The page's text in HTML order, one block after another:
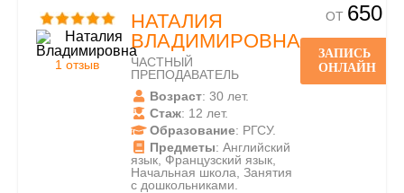
1 отзыв
НАТАЛИЯ
ВЛАДИМИРОВНА
ЧАСТНЫЙ
ПРЕПОДАВАТЕЛЬ
Возраст: 30 лет.
Стаж: 12 лет.
Образование: РГСУ.
Предметы: Английский
язык, Французский язык,
Начальная школа, Занятия
с дошкольниками.
ОТ 650
ЗАПИСЬ
ОНЛАЙН